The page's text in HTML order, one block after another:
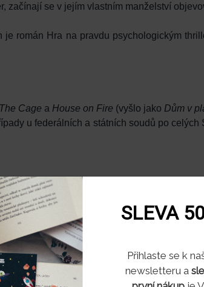
začínají se v jejím vlastním manželství
román Hra na pravdu psychologickým
The Cage a House on Fire (vyšlo jako Dům v
u federálních a státních soudů po
ZOBRAZIT
Souhlas s využitím
se soubory cookies, které nám pomáhají
SLEVA
Přihlaste se k
newsletteru a